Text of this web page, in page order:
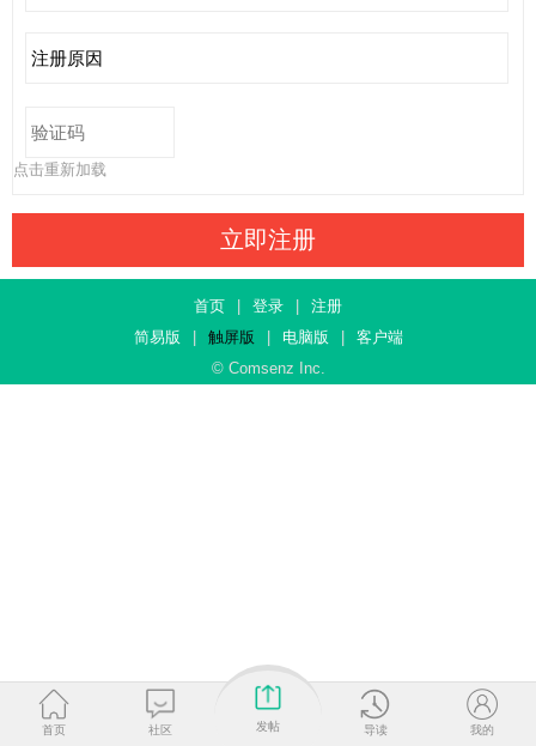
点击重新加载
立即注册
首页 登录
注册
简易版
触屏版 电脑版
客户端
© Comsenz Inc.
首页 社区 发帖 导读 我的